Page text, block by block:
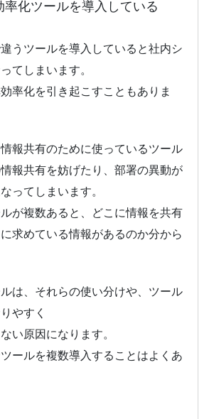
化ツールを導入している
うツールを導入していると社内シ
てしまいます。
率化を引き起こすこともありま
報共有のために使っているツール
報共有を妨げたり、部署の異動が
ってしまいます。
が複数あると、どこに情報を共有
求めている情報があるのか分から
は、それらの使い分けや、ツール
やすく
い原因になります。
ールを複数導入することはよくあ